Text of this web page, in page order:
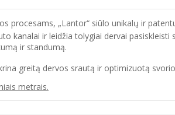
procesams, „Lantor“ siūlo unikalų ir
kanalai ir leidžia tolygiai dervai
ir standumą.
greitą dervos srautą ir optimizuotą
metrais.